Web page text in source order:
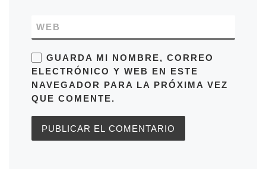
WEB
GUARDA MI NOMBRE, CORREO
ELECTRÓNICO Y WEB EN ESTE
NAVEGADOR PARA LA PRÓXIMA VEZ
QUE COMENTE.